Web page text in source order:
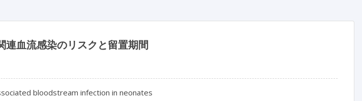
連血流感染のリスクと留置期間
bloodstream infection in neonates